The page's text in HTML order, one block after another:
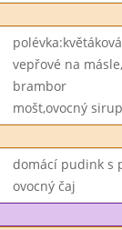
vepřové na
brambor
mošt,ovocný sirup
domácí pudink s
ovocný čaj